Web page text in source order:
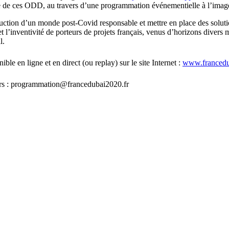
ces ODD, au travers d’une programmation événementielle à
d’un monde post-Covid responsable et mettre en place des
de porteurs de projets français, venus d’horizons divers
en ligne et en direct (ou replay) sur le site Internet :
: programmation@francedubai2020.fr